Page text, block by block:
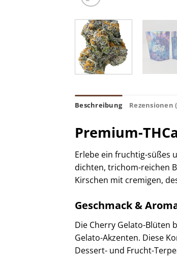
Beschreibung Rezensionen
Premium-
Erlebe ein fruchtig-süßes
dichten, trichom-reichen
Kirschen mit cremigen,
Geschmack &
Die Cherry Gelato-Blüten
Gelato-Akzenten. Diese
Dessert- und Frucht-